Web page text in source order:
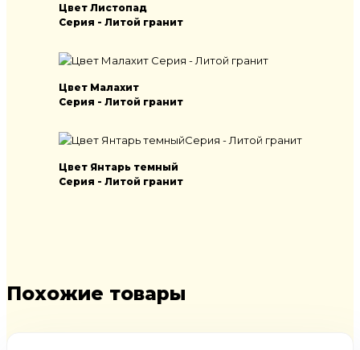
Цвет Листопад
Серия - Литой гранит
Цвет Малахит
Серия - Литой гранит
Цвет Янтарь темный
Серия - Литой гранит
Похожие товары